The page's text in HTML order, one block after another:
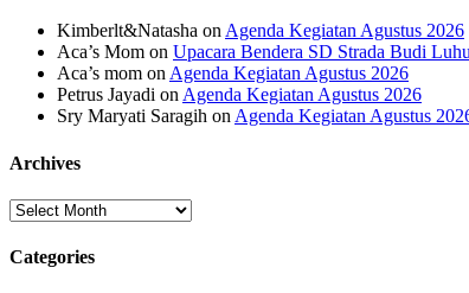
Kimberlt&Natasha on Agenda Kegiatan Agustus 2026
Aca’s Mom on Upacara Bendera SD Strada Budi
Aca’s mom on Agenda Kegiatan Agustus 2026
Petrus Jayadi on Agenda Kegiatan Agustus 2026
Sry Maryati Saragih on Agenda Kegiatan Agustus
Archives
Archives
Categories